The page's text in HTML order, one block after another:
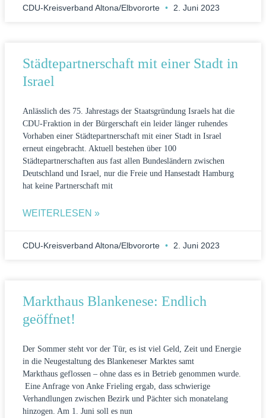
CDU-Kreisverband Altona/Elbvororte 2. Juni 2023
Städtepartnerschaft mit einer Stadt in
Israel
Anlässlich des 75. Jahrestags der Staatsgründung Israels hat die
CDU-Fraktion in der Bürgerschaft ein leider länger ruhendes
Vorhaben einer Städtepartnerschaft mit einer Stadt in Israel
erneut eingebracht. Aktuell bestehen über 100
Städtepartnerschaften aus fast allen Bundesländern zwischen
Deutschland und Israel, nur die Freie und Hansestadt Hamburg
hat keine Partnerschaft mit
WEITERLESEN »
CDU-Kreisverband Altona/Elbvororte 2. Juni 2023
Markthaus Blankenese: Endlich
geöffnet!
Der Sommer steht vor der Tür, es ist viel Geld, Zeit und Energie
in die Neugestaltung des Blankeneser Marktes samt
Markthaus geflossen – ohne dass es in Betrieb genommen wurde.
Eine Anfrage von Anke Frieling ergab, dass schwierige
Verhandlungen zwischen Bezirk und Pächter sich monatelang
hinzogen. Am 1. Juni soll es nun